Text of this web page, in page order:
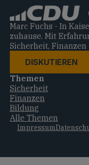
Marc Fuchs - In
zuhause. Mit
Sicherheit, Finanzen
DISKUTIEREN
Themen
Sicherheit
Finanzen
Bildung
Alle Themen
Impressum